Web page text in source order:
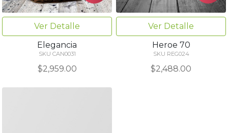
Ver Detalle
Elegancia
SKU CAN0031
$2,959.00
Ver Detalle
Heroe 70
SKU REG024
$2,488.00